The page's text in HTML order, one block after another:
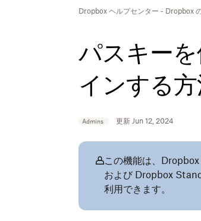
Dropbox ヘルプセンター - Dropbox
パスキー
インする
Admins 更新 Jun 12, 2024
この機能は、
および Dropbox
利用できます。